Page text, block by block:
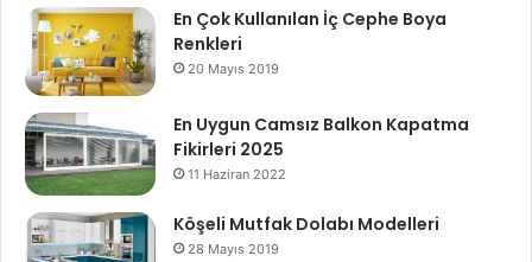
En Çok Kullanılan İç Cephe Boya
Renkleri
20 Mayıs 2019
En Uygun Camsız Balkon Kapatma
Fikirleri 2025
11 Haziran 2022
Köşeli Mutfak Dolabı Modelleri
28 Mayıs 2019